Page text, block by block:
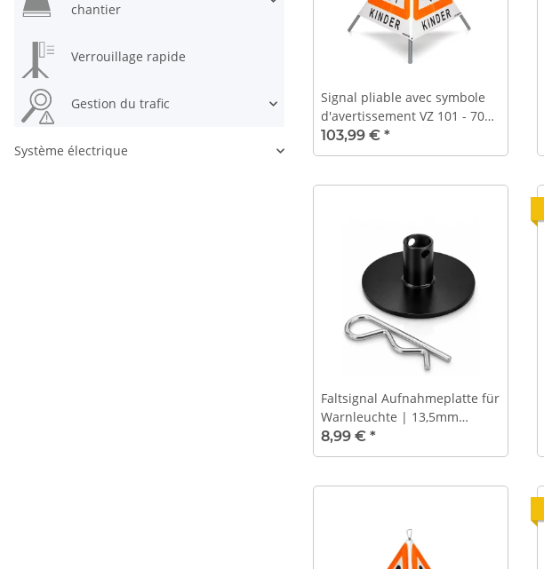
Signal pliable avec symbole
d'avertissement VZ 101 - 70
cm - ENFANTS -
phosphorescent
103,99 € *
Faltsignal Aufnahmeplatte für
Warnleuchte | 13,5mm
Innendurchmesser für
Zapfen
8,99 € *
chantier
Verrouillage rapide
Gestion du trafic
Système électrique